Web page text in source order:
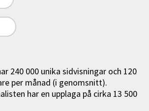
240 000 unika sidvisningar och 120
per månad (i genomsnitt).
har en upplaga på cirka 13 500